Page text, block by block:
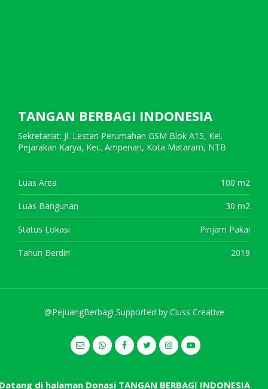
TANGAN BERBAGI INDONESIA
Sekretariat: Jl. Lestari Perumahan GSM Blok A15, Kel.
Pejarakan Karya, Kec. Ampenan, Kota Mataram, NTB
Luas Area 100 m2
Luas Bangunan 30 m2
Status Lokasi Pinjam Pakai
Tahun Berdiri 2019
@PejuangBerbagi Supported by Ciuss Creative
di halaman Donasi TANGAN BERBAGI INDONESIA